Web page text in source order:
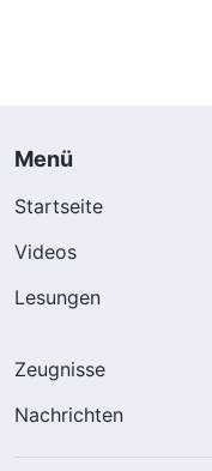
Menü
Startseite
Videos
Lesungen
Zeugnisse
Nachrichten